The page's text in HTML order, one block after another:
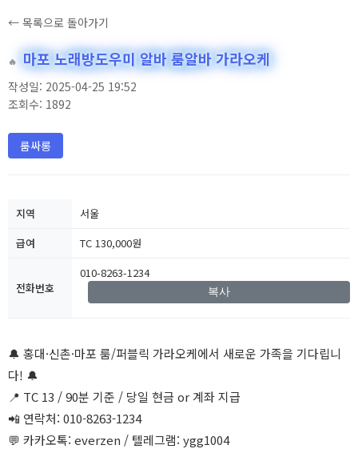
← 목록으로 돌아가기
🔥 마포 노래방도우미 알바 룸알바 가라오케
작성일: 2025-04-25 19:52
조회수: 1892
룸싸롱
지역
서울
급여
TC 130,000원
전화번호
010-8263-1234
복사
🔔 홍대·신촌·마포 룸/퍼블릭 가라오케에서 새로운 가족을 기다립니
다! 🔔
📍 TC 13 / 90분 기준 / 당일 현금 or 계좌 지급
📲 연락처: 010-8263-1234
💬 카카오톡: everzen / 텔레그램: ygg1004